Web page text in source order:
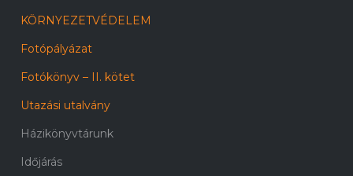
KÖRNYEZETVÉDELEM
Fotópályázat
Fotókönyv – II. kötet
Utazási utalvány
Házikönyvtárunk
Időjárás